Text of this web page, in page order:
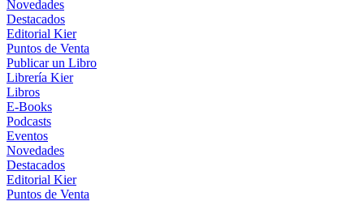
Novedades
Destacados
Editorial Kier
Puntos de Venta
Publicar un Libro
Librería Kier
Libros
E-Books
Podcasts
Eventos
Novedades
Destacados
Editorial Kier
Puntos de Venta